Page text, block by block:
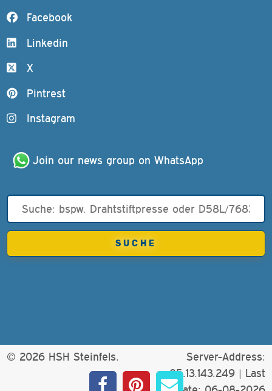
Facebook
Linkedin
X
Pintrest
Instagram
Join our news group on WhatsApp
© 2026 HSH Steinfels.
Server-Address:
85.13.143.249 | Last